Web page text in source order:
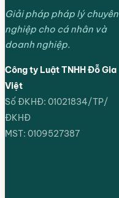
Giải pháp pháp lý chuyên
nghiệp cho cá nhân và
doanh nghiệp.
Công ty Luật TNHH Đỗ Gia
Việt
Số ĐKHĐ: 01021834/TP/
ĐKHĐ
MST: 0109527387